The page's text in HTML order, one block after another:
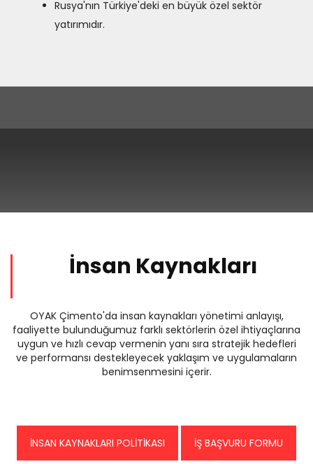
Rusya'nın Türkiye'deki en büyük özel sektör
yatırımıdır.
İnsan Kaynakları
OYAK Çimento'da insan kaynakları yönetimi anlayışı,
faaliyette bulunduğumuz farklı sektörlerin özel ihtiyaçlarına
uygun ve hızlı cevap vermenin yanı sıra stratejik hedefleri
ve performansı destekleyecek yaklaşım ve uygulamaların
benimsenmesini içerir.
İNSAN KAYNAKLARI POLİTİKASI İŞ BAŞVURU FORMU